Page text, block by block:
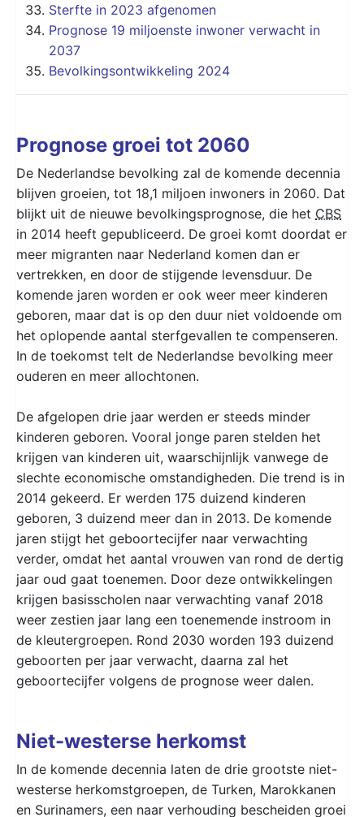
Sterfte in 2023 afgenomen
Prognose 19 miljoenste inwoner verwacht in
2037
Bevolkingsontwikkeling 2024
Prognose groei tot 2060
De Nederlandse bevolking zal de komende decennia
blijven groeien, tot 18,1 miljoen inwoners in 2060. Dat
blijkt uit de nieuwe bevolkingsprognose, die het CBS
in 2014 heeft gepubliceerd. De groei komt doordat er
meer migranten naar Nederland komen dan er
vertrekken, en door de stijgende levensduur. De
komende jaren worden er ook weer meer kinderen
geboren, maar dat is op den duur niet voldoende om
het oplopende aantal sterfgevallen te compenseren.
In de toekomst telt de Nederlandse bevolking meer
ouderen en meer allochtonen.
De afgelopen drie jaar werden er steeds minder
kinderen geboren. Vooral jonge paren stelden het
krijgen van kinderen uit, waarschijnlijk vanwege de
slechte economische omstandigheden. Die trend is in
2014 gekeerd. Er werden 175 duizend kinderen
geboren, 3 duizend meer dan in 2013. De komende
jaren stijgt het geboortecijfer naar verwachting
verder, omdat het aantal vrouwen van rond de dertig
jaar oud gaat toenemen. Door deze ontwikkelingen
krijgen basisscholen naar verwachting vanaf 2018
weer zestien jaar lang een toenemende instroom in
de kleutergroepen. Rond 2030 worden 193 duizend
geboorten per jaar verwacht, daarna zal het
geboortecijfer volgens de prognose weer dalen.
Niet-westerse herkomst
In de komende decennia laten de drie grootste niet-
westerse herkomstgroepen, de Turken, Marokkanen
en Surinamers, een naar verhouding bescheiden groei